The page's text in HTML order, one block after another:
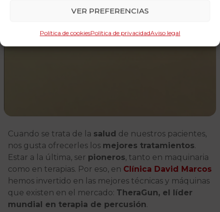
VER PREFERENCIAS
Política de cookiesPolítica de privacidadAviso legal
Cuando se trata de la salud de nuestros pacientes,
nos gusta ofrecerles los mejores tratamientos.
Estar a la última, ser pioneros, tanto en maquinaria
como en terapias. Por eso, en Clínica David Marcos
hemos invertido en las mejores técnicas y máquinas
que existen en el mercado: TheraGun, el líder
mundial en terapia de percusión.